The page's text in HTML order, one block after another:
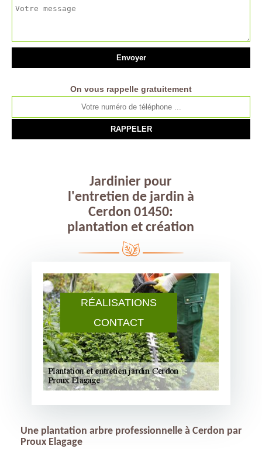
RÉALISATIONS
CONTACT
On vous rappelle gratuitement
Jardinier pour
l'entretien de jardin à
Cerdon 01450:
plantation et création
Une plantation arbre professionnelle à Cerdon par
Proux Elagage